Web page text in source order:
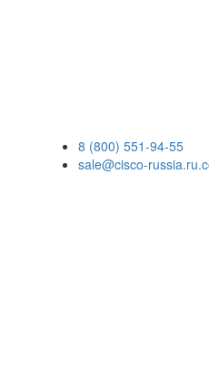
8 (800) 551-94-55
sale@cisco-